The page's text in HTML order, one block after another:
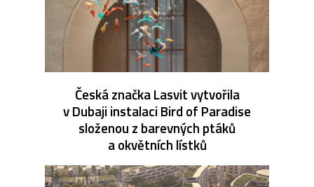
Česká značka Lasvit vytvořila
v Dubaji instalaci Bird of Paradise
složenou z barevných ptáků
a okvětních lístků